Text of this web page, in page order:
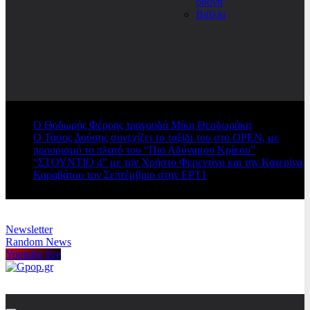
Βιβλία
Ο Θοδωρής Φέρρης τραγουδά Μίκη Θεοδωράκη
Ο Τάσος Δούσης συνεχίζει το ταξίδι του στο OPEN, με
προορισμό το πλατό του “Πιο Αδύναμου Κρίκου”
“ΣΤΟΥΝΤΙΟ 4” με τον Χρήστο Φερεντίνο και την Κατερίνα
Καραβάτου τον Σεπτέμβριο στην ΕΡΤ1
Newsletter
Random News
Youtube live